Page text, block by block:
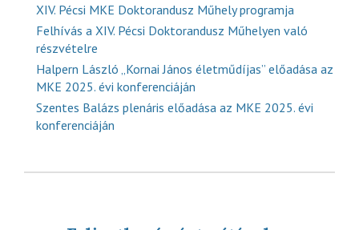
XIV. Pécsi MKE Doktorandusz Műhely programja
Felhívás a XIV. Pécsi Doktorandusz Műhelyen való
részvételre
Halpern László „Kornai János életműdíjas” előadása az
MKE 2025. évi konferenciáján
Szentes Balázs plenáris előadása az MKE 2025. évi
konferenciáján